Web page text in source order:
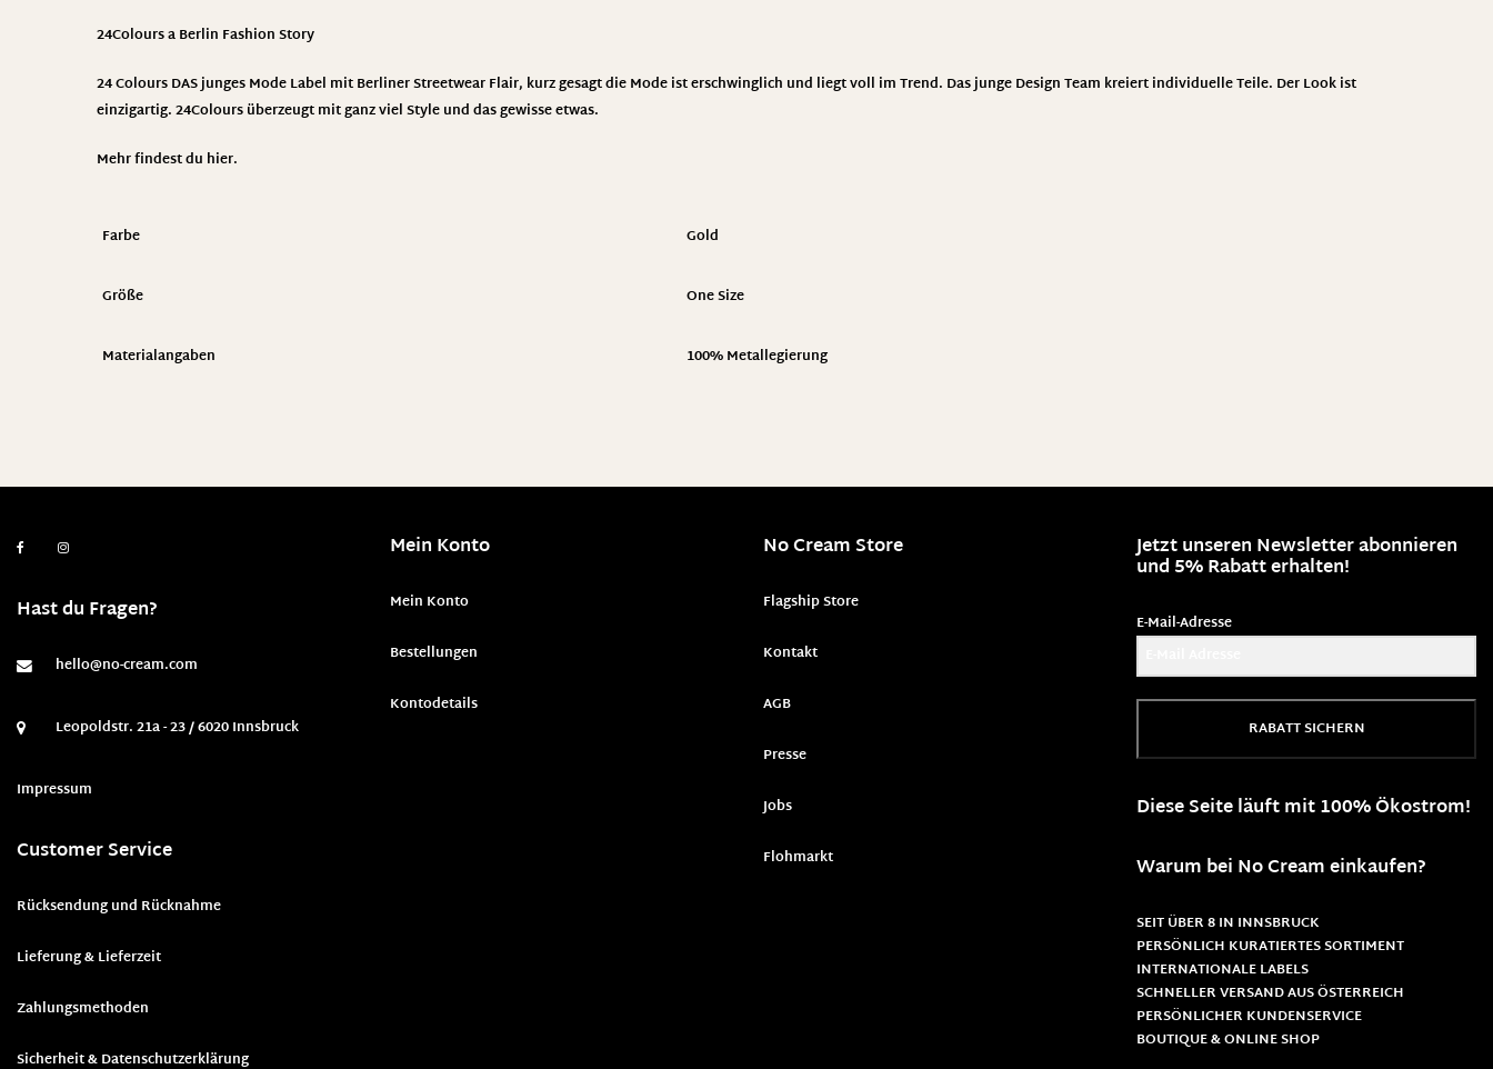
24Colours a Berlin Fashion Story
24 Colours DAS junges Mode Label mit Berliner Streetwear Flair, kurz gesagt die Mode ist erschwinglich und liegt voll im Trend. Das junge Design Team kreiert individuelle Teile. Der Look ist
einzigartig. 24Colours überzeugt mit ganz viel Style und das gewisse etwas.
Mehr findest du hier.
Farbe Gold
Größe One Size
Materialangaben 100% Metallegierung
Hast du Fragen?
hello@no-cream.com
Leopoldstr. 21a - 23 / 6020 Innsbruck
Impressum
Customer Service
Rücksendung und Rücknahme
Lieferung & Lieferzeit
Zahlungsmethoden
Sicherheit & Datenschutzerklärung
Mein Konto
Mein Konto
Bestellungen
Kontodetails
No Cream Store
Flagship Store
Kontakt
AGB
Presse
Jobs
Flohmarkt
Jetzt unseren Newsletter abonnieren
und 5% Rabatt erhalten!
E-Mail-Adresse
RABATT SICHERN
Diese Seite läuft mit 100% Ökostrom!
Warum bei No Cream einkaufen?
SEIT ÜBER 8 IN INNSBRUCK
PERSÖNLICH KURATIERTES SORTIMENT
INTERNATIONALE LABELS
SCHNELLER VERSAND AUS ÖSTERREICH
PERSÖNLICHER KUNDENSERVICE
BOUTIQUE & ONLINE SHOP